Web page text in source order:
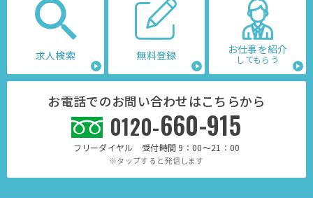
求人検索 無料登録 お仕事を紹介
してもらう
お電話でのお問い合わせはこちらから
0120-660-915
フリーダイヤル 受付時間 9：00～21：00
※タップすると発信します